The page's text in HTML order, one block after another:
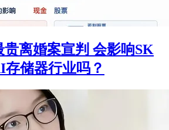
贵离婚案宣判 会影响SK
储器行业吗？